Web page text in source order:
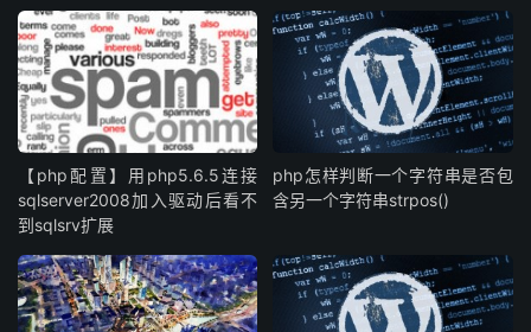
【php配置】用php5.6.5连接
sqlserver2008加入驱动后看不
到sqlsrv扩展
php怎样判断一个字符串是否包
含另一个字符串strpos()